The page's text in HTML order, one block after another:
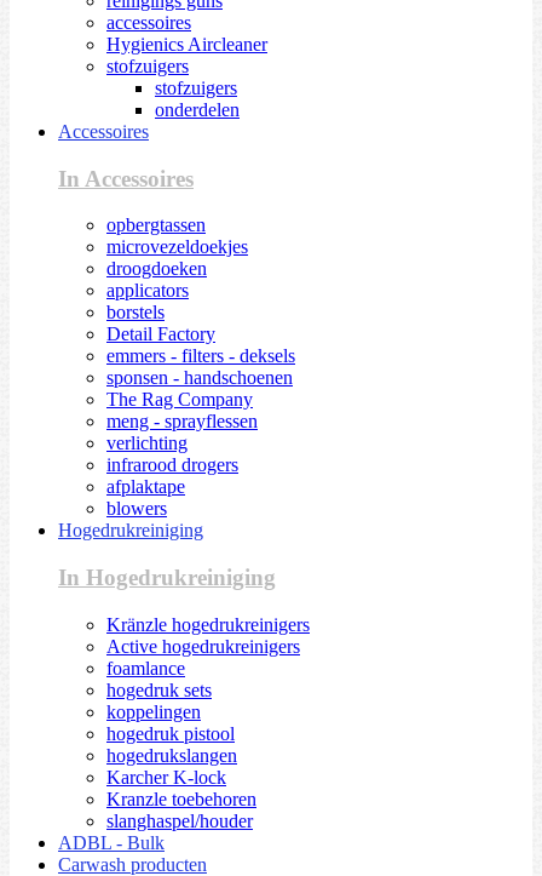
accessoires
Hygienics Aircleaner
stofzuigers
stofzuigers
onderdelen
Accessoires
In Accessoires
opbergtassen
microvezeldoekjes
droogdoeken
applicators
borstels
Detail Factory
emmers - filters - deksels
sponsen - handschoenen
The Rag Company
meng - sprayflessen
verlichting
infrarood drogers
afplaktape
blowers
Hogedrukreiniging
In Hogedrukreiniging
Kränzle hogedrukreinigers
Active hogedrukreinigers
foamlance
hogedruk sets
koppelingen
hogedruk pistool
hogedrukslangen
Karcher K-lock
Kranzle toebehoren
slanghaspel/houder
ADBL - Bulk
Carwash producten